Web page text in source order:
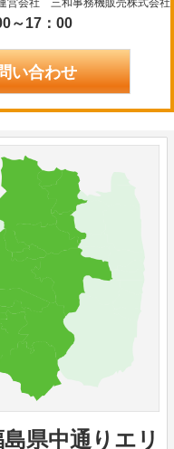
営会社 三和事務機販売株式会社
～17：00
い合わせ
県中通りエリ